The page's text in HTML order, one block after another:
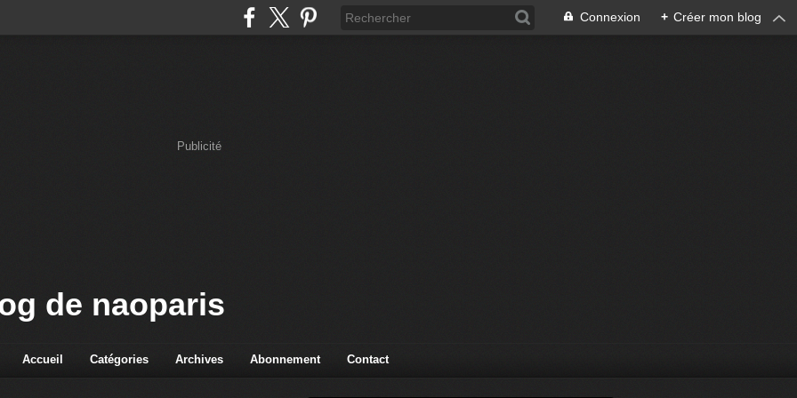
Connexion + Créer mon blog
Publicité
de naoparis
Accueil Catégories Archives Abonnement Contact